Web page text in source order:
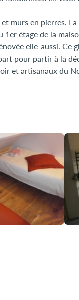
murs en pierres.
1er étage de la
elle-aussi. Ce
pour partir à la
et artisanaux du